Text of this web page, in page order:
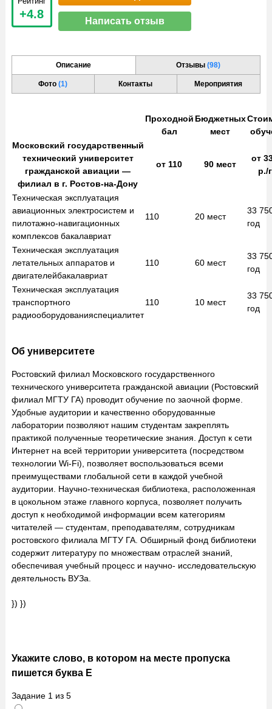
+4.8
Написать отзыв
Описание Отзывы (98)
Фото(1) Контакты Мероприятия
Проходной
бал
Бюджетных
мест
Московский государственный
технический университет
гражданской авиации —
филиал в г. Ростов-на-Дону
от 110 90 мест
от
р./
Техническая эксплуатация
авиационных электросистем и
пилотажно-навигационных
комплексов бакалавриат
110 20 мест
33
год
Техническая эксплуатация
летательных аппаратов и
двигателейбакалавриат
110 60 мест
33
год
Техническая эксплуатация
транспортного
радиооборудованияспециалитет
110 10 мест
33
год
Об университете
Ростовский филиал Московского государственного
технического университета гражданской авиации (Ростовский
филиал МГТУ ГА) проводит обучение по заочной форме.
Удобные аудитории и качественно оборудованные
лаборатории позволяют нашим студентам закреплять
практикой полученные теоретические знания. Доступ к сети
Интернет на всей территории университета (посредством
технологии Wi-Fi), позволяет воспользоваться всеми
преимуществами глобальной сети в каждой учебной
аудитории. Научно-техническая библиотека, расположенная
в цокольном этаже главного корпуса, позволяет получить
доступ к необходимой информации всем категориям
читателей — студентам, преподавателям, сотрудникам
ростовского филиала МГТУ ГА. Обширный фонд библиотеки
содержит литературу по множествам отраслей знаний,
обеспечивая учебный процесс и научно- исследовательскую
деятельность ВУЗа.
}) })
Укажите слово, в котором на месте пропуска
пишется буква Е
Задание 1 из 5